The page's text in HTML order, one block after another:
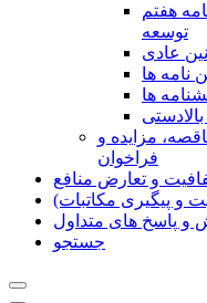
هفتم
توسعه
عادی
نامه ها
ها
بالادستی
مزایده و
فراخوان
و تعارض منافع
و پیگیری مکاتبات)
و پاسخ های متداول
جستجو